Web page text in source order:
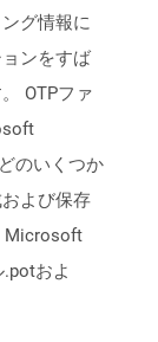
グ情報に
ンをすば
OTPファ
のいくつか
よび保存
Microsoft
およ